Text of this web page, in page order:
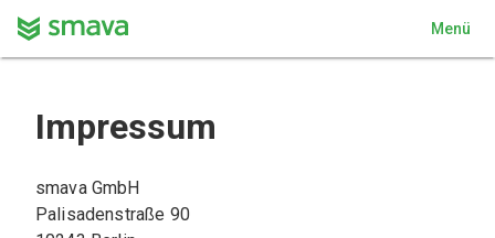
Menü
Impressum
smava GmbH
Palisadenstraße 90